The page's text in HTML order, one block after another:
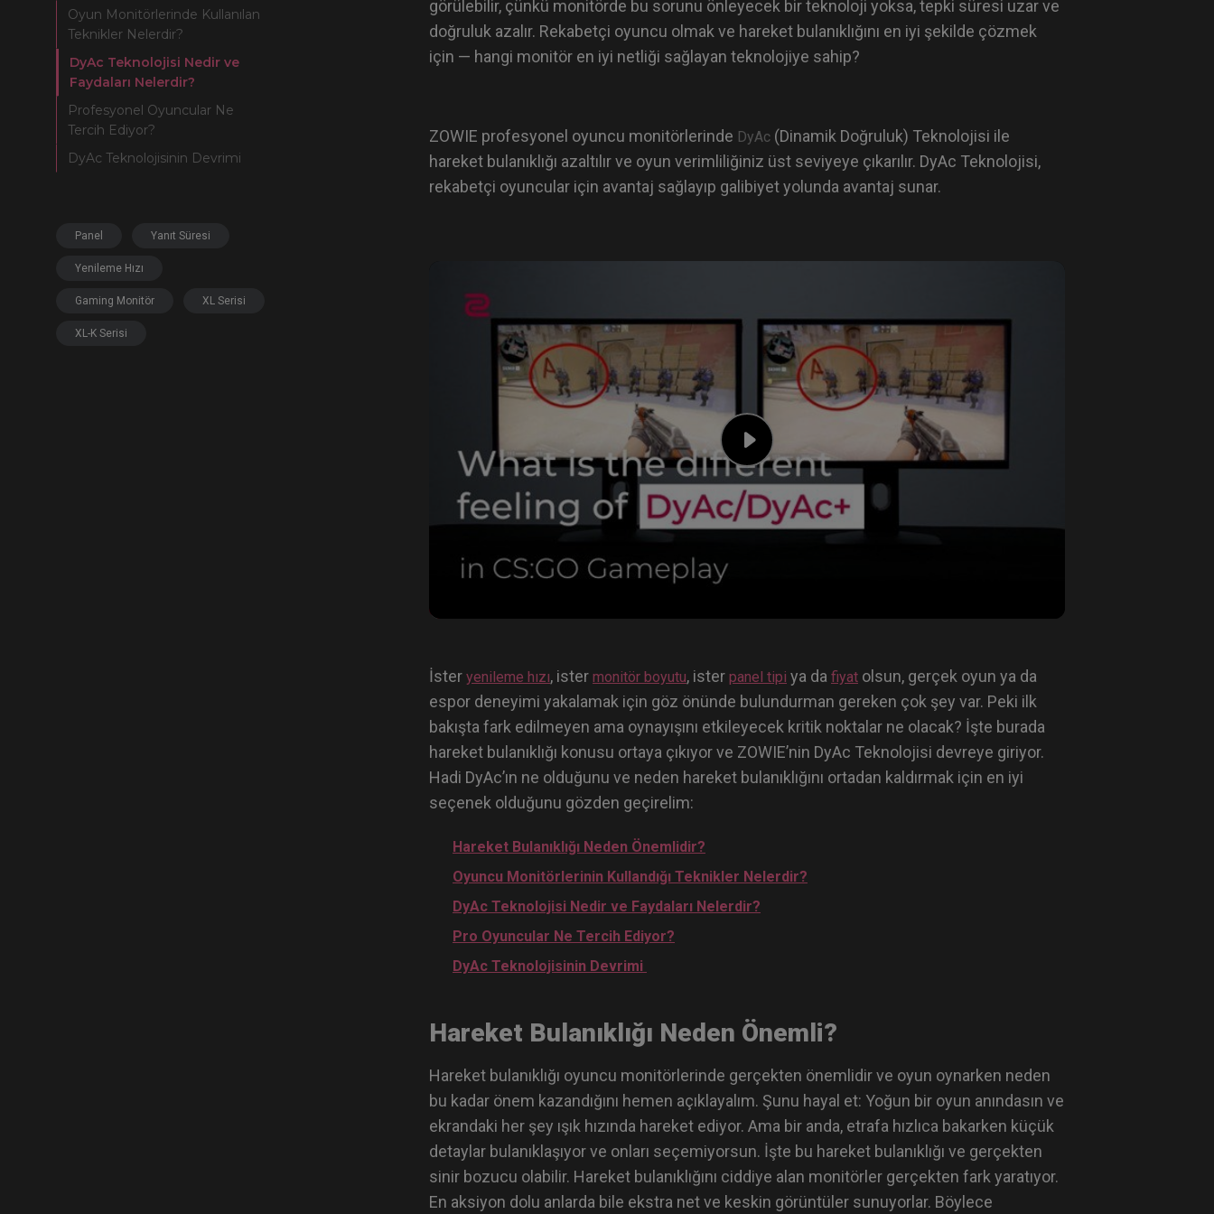
Oyun Monitörlerinde Kullanılan
Teknikler Nelerdir?
DyAc Teknolojisi Nedir ve
Faydaları Nelerdir?
Profesyonel Oyuncular Ne
Tercih Ediyor?
DyAc Teknolojisinin Devrimi
Panel Yanıt Süresi
Yenileme Hızı
Gaming Monitör XL Serisi
XL-K Serisi
görülebilir, çünkü monitörde bu sorunu önleyecek bir teknoloji yoksa, tepki süresi uzar ve
doğruluk azalır. Rekabetçi oyuncu olmak ve hareket bulanıklığını en iyi şekilde çözmek
için — hangi monitör en iyi netliği sağlayan teknolojiye sahip?
ZOWIE profesyonel oyuncu monitörlerinde DyAc (Dinamik Doğruluk) Teknolojisi ile
hareket bulanıklığı azaltılır ve oyun verimliliğiniz üst seviyeye çıkarılır. DyAc Teknolojisi,
rekabetçi oyuncular için avantaj sağlayıp galibiyet yolunda avantaj sunar.
İster yenileme hızı, ister monitör boyutu, ister panel tipi ya da fiyat olsun, gerçek oyun ya da
espor deneyimi yakalamak için göz önünde bulundurman gereken çok şey var. Peki ilk
bakışta fark edilmeyen ama oynayışını etkileyecek kritik noktalar ne olacak? İşte burada
hareket bulanıklığı konusu ortaya çıkıyor ve ZOWIE’nin DyAc Teknolojisi devreye giriyor.
Hadi DyAc’ın ne olduğunu ve neden hareket bulanıklığını ortadan kaldırmak için en iyi
seçenek olduğunu gözden geçirelim:
Hareket Bulanıklığı Neden Önemlidir?
Oyuncu Monitörlerinin Kullandığı Teknikler Nelerdir?
DyAc Teknolojisi Nedir ve Faydaları Nelerdir?
Pro Oyuncular Ne Tercih Ediyor?
DyAc Teknolojisinin Devrimi
Hareket Bulanıklığı Neden Önemli?
Hareket bulanıklığı oyuncu monitörlerinde gerçekten önemlidir ve oyun oynarken neden
bu kadar önem kazandığını hemen açıklayalım. Şunu hayal et: Yoğun bir oyun anındasın ve
ekrandaki her şey ışık hızında hareket ediyor. Ama bir anda, etrafa hızlıca bakarken küçük
detaylar bulanıklaşıyor ve onları seçemiyorsun. İşte bu hareket bulanıklığı ve gerçekten
sinir bozucu olabilir. Hareket bulanıklığını ciddiye alan monitörler gerçekten fark yaratıyor.
En aksiyon dolu anlarda bile ekstra net ve keskin görüntüler sunuyorlar. Böylece